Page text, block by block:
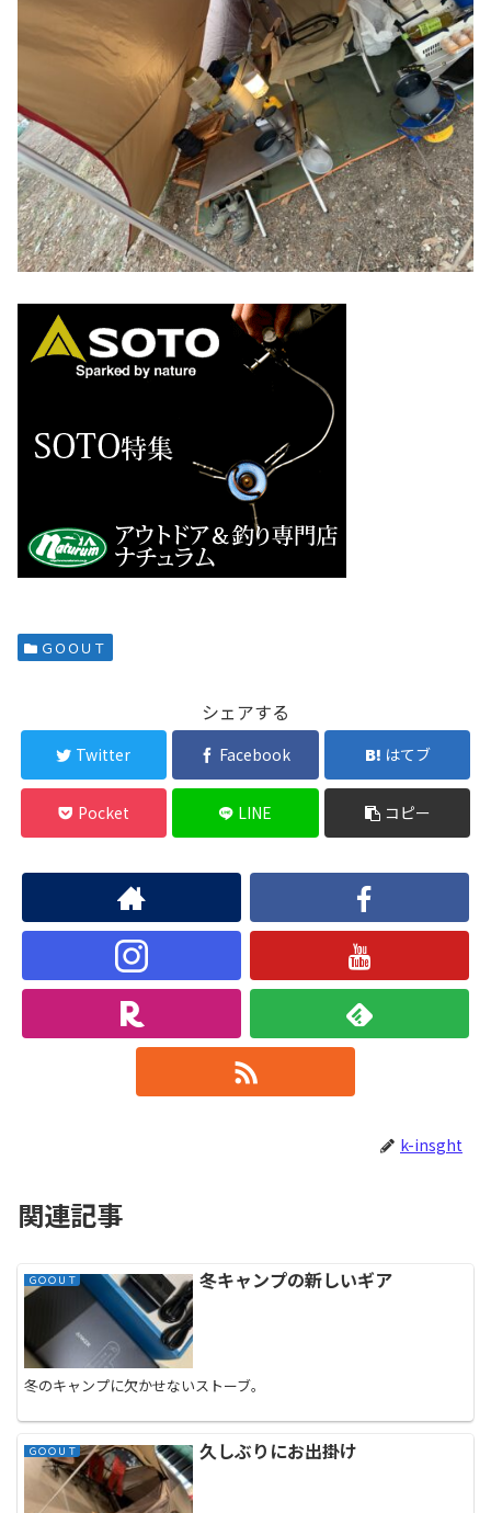
ＧＯＯＵＴ
シェアする
Twitter Facebook はてブ
Pocket LINE コピー
k-insght
関連記事
ＧＯＯＵＴ 冬キャンプの新しいギア
冬のキャンプに欠かせないストーブ。
ＧＯＯＵＴ 久しぶりにお出掛け